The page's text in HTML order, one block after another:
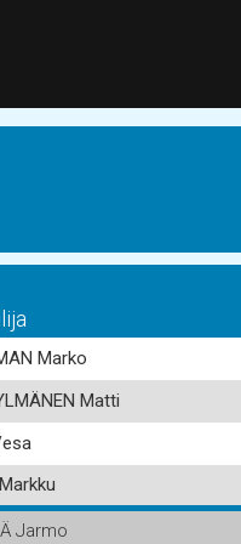
Marko
Matti
Jarmo